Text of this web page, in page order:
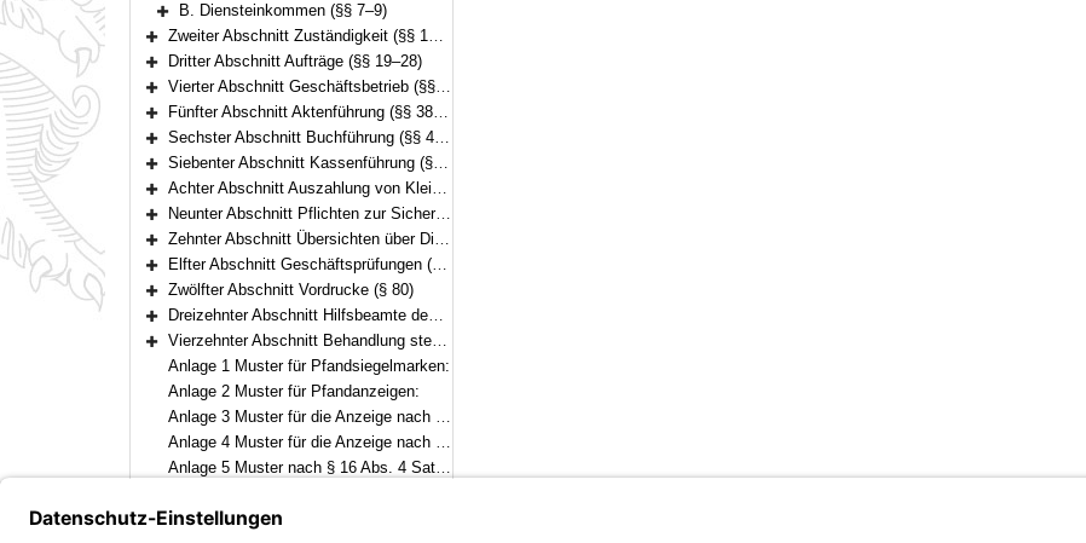
Bereich erweitern
B. Diensteinkommen (§§ 7–9)
Bereich erweitern
Zweiter Abschnitt Zuständigkeit (§§ 10–18)
Bereich erweitern
Dritter Abschnitt Aufträge (§§ 19–28)
Bereich erweitern
Vierter Abschnitt Geschäftsbetrieb (§§ 29–37)
Bereich erweitern
Fünfter Abschnitt Aktenführung (§§ 38–43)
Bereich erweitern
Sechster Abschnitt Buchführung (§§ 44–50)
Bereich erweitern
Siebenter Abschnitt Kassenführung (§§ 51–58)
Bereich erweitern
Achter Abschnitt Auszahlung von Kleinbeträgen; Bewilligung von Prozess- oder Verfahrenskostenhilfe (§§ 59–61)
Bereich erweitern
Neunter Abschnitt Pflichten zur Sicherung des Aufkommens aus Steuern und Abgaben (§§ 62–69)
Bereich erweitern
Zehnter Abschnitt Übersichten über Diensteinnahmen und Geschäftstätigkeit (§§ 70–71)
Bereich erweitern
Elfter Abschnitt Geschäftsprüfungen (§§ 72–79)
Bereich erweitern
Zwölfter Abschnitt Vordrucke (§ 80)
Bereich erweitern
Dreizehnter Abschnitt Hilfsbeamte des Gerichtsvollziehers (§ 81)
Bereich erweitern
Vierzehnter Abschnitt Behandlung steuerbarer Geschäfte (§§ 82–83)
Anlage 1 Muster für Pfandsiegelmarken:
Anlage 2 Muster für Pfandanzeigen:
Anlage 3 Muster für die Anzeige nach § 62 Abs. 1
Anlage 4 Muster für die Anzeige nach § 62 Abs. 2
Anlage 5 Muster nach § 16 Abs. 4 Satz 4 GVGA